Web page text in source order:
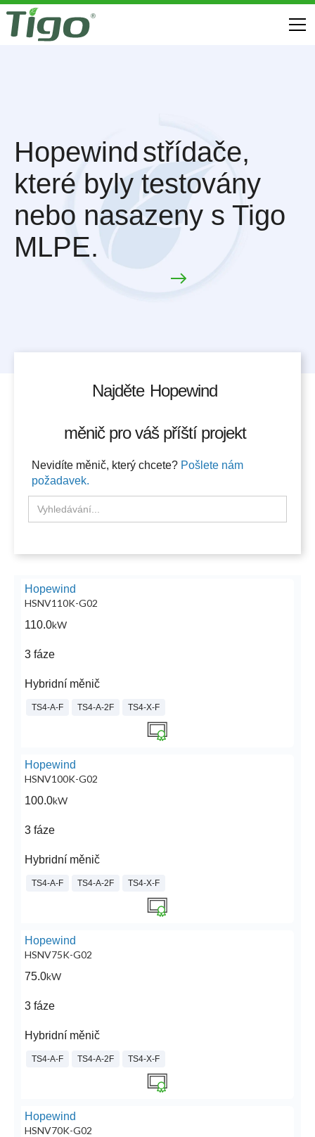
Hopewind střídače,
které byly testovány
nebo nasazeny s Tigo
MLPE.
Najděte Hopewind
měnič pro váš příští projekt
Nevidíte měnič, který chcete? Pošlete nám
požadavek.
Hopewind
HSNV110K-G02
110.0kW
3 fáze
Hybridní měnič
TS4-A-F TS4-A-2F TS4-X-F
Hopewind
HSNV100K-G02
100.0kW
3 fáze
Hybridní měnič
TS4-A-F TS4-A-2F TS4-X-F
Hopewind
HSNV75K-G02
75.0kW
3 fáze
Hybridní měnič
TS4-A-F TS4-A-2F TS4-X-F
Hopewind
HSNV70K-G02